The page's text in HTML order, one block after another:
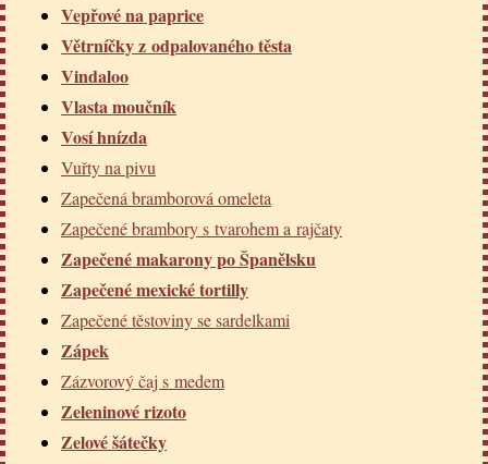
Vepřové na paprice
Větrníčky z odpalovaného těsta
Vindaloo
Vlasta moučník
Vosí hnízda
Vuřty na pivu
Zapečená bramborová omeleta
Zapečené brambory s tvarohem a rajčaty
Zapečené makarony po Španělsku
Zapečené mexické tortilly
Zapečené těstoviny se sardelkami
Zápek
Zázvorový čaj s medem
Zeleninové rizoto
Zelové šátečky